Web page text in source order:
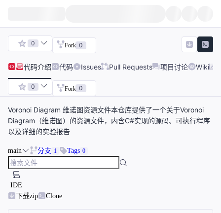
0 Fork 0
代码介绍 代码 Issues Pull Requests 项目讨论 Wiki
0 Fork 0
Voronoi Diagram 维诺图资源文件本仓库提供了一个关于Voronoi
Diagram（维诺图）的资源文件，内含C#实现的源码、可执行程序
以及详细的实验报告
main 分支 1 Tags 0
IDE
下载zip
Clone